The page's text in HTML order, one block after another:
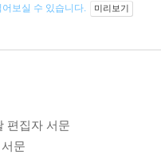
보실 수 있습니다. 미리보기
편집자 서문
문